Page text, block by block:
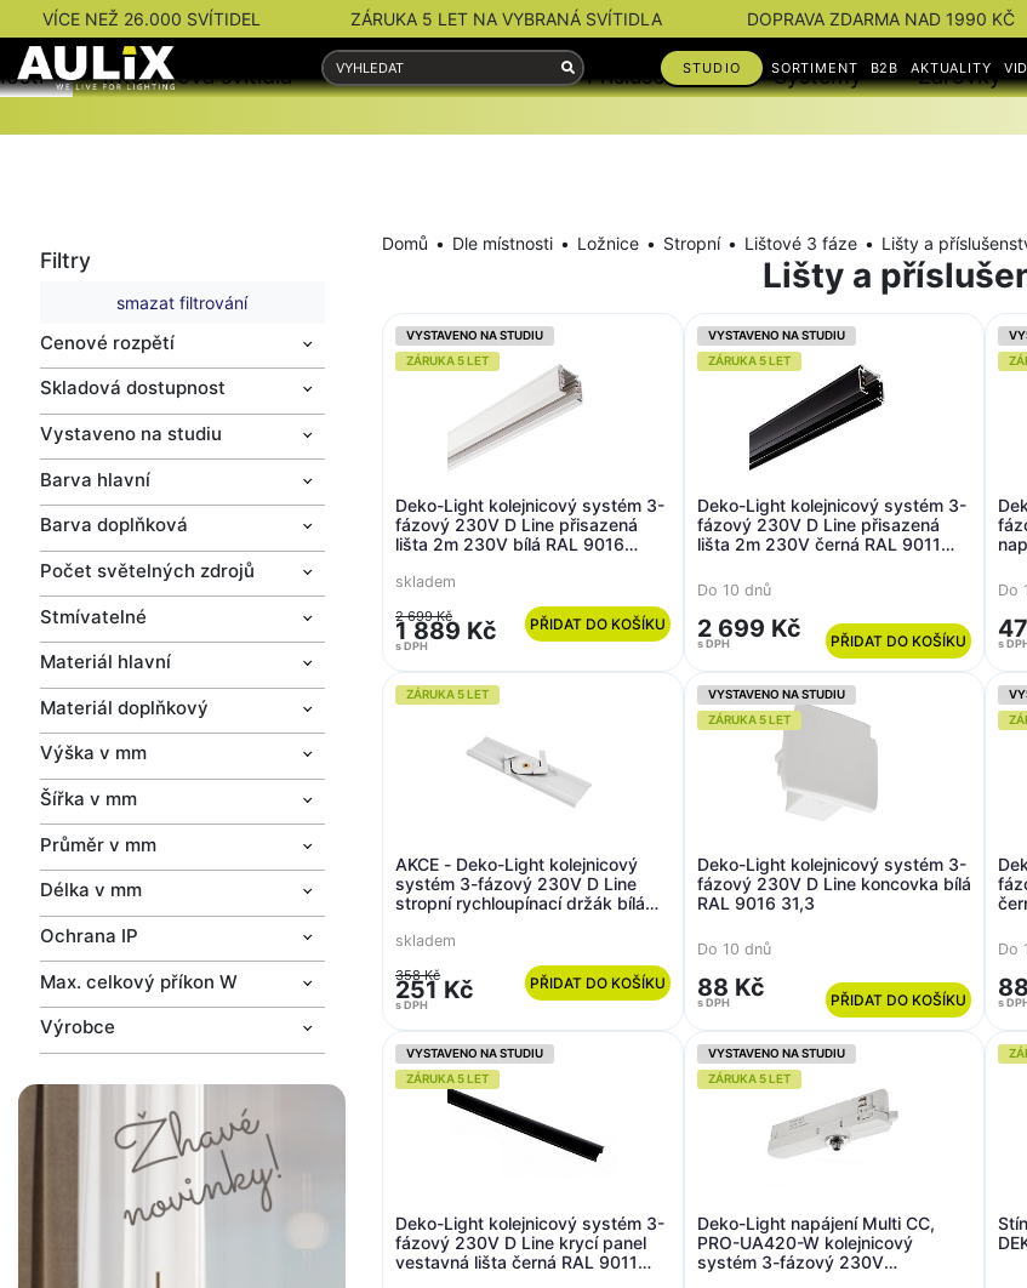
VÍCE NEŽ 26.000 SVÍTIDEL ZÁRUKA 5 LET NA VYBRANÁ SVÍTIDLA DOPRAVA ZDARMA NAD 1990 KČ
STUDIO SORTIMENT B2B AKTUALITY
Interiérová svítidla Venkovní svítidla Příslušenství Systémy Žárovky
Filtry
smazat filtrování
Cenové rozpětí
Skladová dostupnost
Vystaveno na studiu
Barva hlavní
Barva doplňková
Počet světelných zdrojů
Stmívatelné
Materiál hlavní
Materiál doplňkový
Výška v mm
Šířka v mm
Průměr v mm
Délka v mm
Ochrana IP
Max. celkový příkon W
Výrobce
Domů Dle místnosti Ložnice Stropní Lištové 3 fáze Lišty a
Lišty a
VYSTAVENO NA STUDIU
ZÁRUKA 5 LET
Deko-Light kolejnicový systém 3-
fázový 230V D Line přisazená
lišta 2m 230V bílá RAL 9016
skladem
2 699 Kč
1 889 Kč
s DPH
PŘIDAT DO KOŠÍKU
VYSTAVENO NA STUDIU
ZÁRUKA 5 LET
Deko-Light kolejnicový systém 3-
fázový 230V D Line přisazená
lišta 2m 230V černá RAL 9011
Do 10 dnů
2 699 Kč
s DPH PŘIDAT DO KOŠÍKU
Do
s
ZÁRUKA 5 LET
AKCE - Deko-Light kolejnicový
systém 3-fázový 230V D Line
stropní rychloupínací držák bílá
skladem
358 Kč
251 Kč
s DPH
PŘIDAT DO KOŠÍKU
VYSTAVENO NA STUDIU
ZÁRUKA 5 LET
Deko-Light kolejnicový systém 3-
fázový 230V D Line koncovka bílá
RAL 9016 31,3
Do 10 dnů
88 Kč
s DPH PŘIDAT DO KOŠÍKU
Do
s
VYSTAVENO NA STUDIU
ZÁRUKA 5 LET
Deko-Light kolejnicový systém 3-
fázový 230V D Line krycí panel
vestavná lišta černá RAL 9011
VYSTAVENO NA STUDIU
ZÁRUKA 5 LET
Deko-Light napájení Multi CC,
PRO-UA420-W kolejnicový
systém 3-fázový 230V